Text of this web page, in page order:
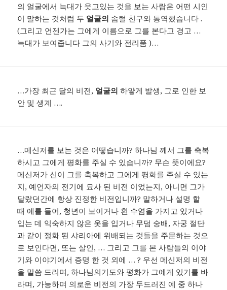
의 얼굴에서 늑대가 웃고있는 것을 보는 사람은 어떤 시인
이 말하는 것처럼 두 얼굴의 솜털 친구와 통역했습니다 .
(그리고 언젠가는 그에게 이름으로 그를 본다고 경고 …
늑대가 보여줍니다 그의 사기와 전리품 )…
…가장 최근 달의 비전, 얼굴의 하얗게 발생, 그로 인한 보
안 및 생계 ….
…메신저를 보는 것은 어떻습니까? 하나님 께서 그를 축복
하시고 그에게 평화를 주실 수 있습니까? 무슨 뜻이에요?
메신저가 신이 그를 축복하고 그에게 평화를 주실 수 있는
지, 예언자의 전기에 묘사 된 비전 이었는지, 아니면 그가
달랐던간에 항상 진정한 비전입니까? 말하거나 설명 할
때 예를 들어, 청년이 보이거나 흰 수염을 가지고 있거나
입는 데 익숙하지 않은 옷을 입거나 무덤 숭배, 자궁 절단
과 같이 정화 된 샤리아에 위배되는 것들을 주문하는 것으
로 보인다면, 또는 살인, … 그리고 그를 본 사람들의 이야
기와 이야기에서 증명 한 것 외에 … ? 우선 메신저의 비전
을 말씀 드리며, 하나님의기도와 평화가 그에게 있기를 바
라며, 가능하며 의로운 비전의 가장 두드러진 예 중 하나